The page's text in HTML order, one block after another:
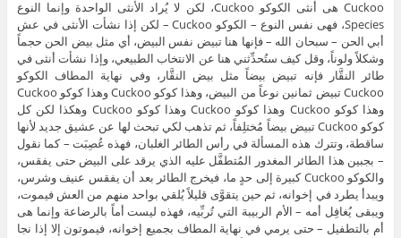
Cuckoo هى أنثى الكوكو Cuckoo، لكن لا يُراد الأنثى الواحدة وإنما النوع
Species، فهى نفس النوع – الكوكو Cuckoo – لكن إذا نشأت الأنثى في عش
أبي الحن – سبحان الله – فإنها هنا تبيض نفس البيض، أي مثل بيض الحن حجماً
وشكلاً ولوناً، وقل كيف ستُحدِّثني هنا عن الانتخاب الطبيعي، وإذا نشأت أنثى في
طائر النقَّار فإنه تبيض بيضاً مثل بيض النقَّار، وفي نهاية المطاف الكوكو
Cuckoo تبيض ثمانين نوعاً من البيض، وهذا كوكو Cuckoo وهذا كوكو Cuckoo
وهذا كوكو Cuckoo وهذا كوكو Cuckoo وهذا كوكو Cuckoo وهكذا لكن كل
كوكو Cuckoo تبيض بيضاً مُختلِفاً، ثم تذهب لكي تبحث لها عن عشيق جديد لأنها
ساقطة، وتترك هذه المسألة في رأس الطائر الغلبان، فهذه عُصِبَت – كما نقول
– بجبين هذا الطائر المغدور المُتطفَّل عليه الذي يرقد على البيض حتى يفقس،
والكوكو Cuckoo كبيرة إلى حدٍ ما، فيخرج الطائر بعد أن يفقس عنيف وشرس،
ويبدأ يطرد في إخوانه، ثم حين يتقوَّى قليلاً يُلقي بواحد منهم من العش فيموت،
ويبقى يُغافِل أمه – الأم الربيبة التي تُربِّيه، فهذه ليست أماً بالرضاعة وإنما هى
أم بالتطفيل – حتى يرمي في نهاية المطاف بجميع إخوانه، فيموتون إلا إذا نجا